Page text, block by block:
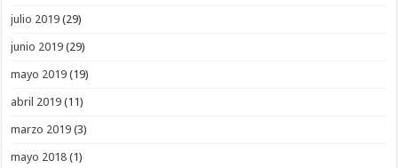
julio 2019 (29)
junio 2019 (29)
mayo 2019 (19)
abril 2019 (11)
marzo 2019 (3)
mayo 2018 (1)